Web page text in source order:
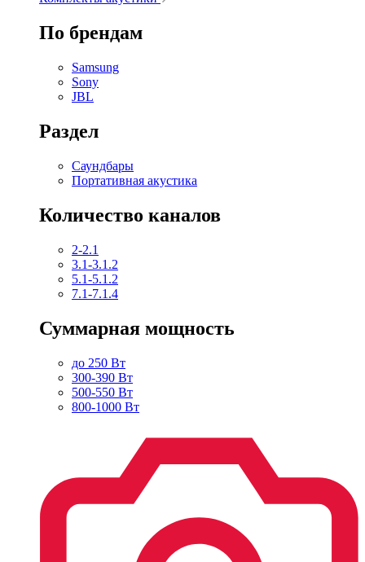
По брендам
Samsung
Sony
JBL
Раздел
Саундбары
Портативная акустика
Количество каналов
2-2.1
3.1-3.1.2
5.1-5.1.2
7.1-7.1.4
Суммарная мощность
до 250 Вт
300-390 Вт
500-550 Вт
800-1000 Вт